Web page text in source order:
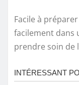
Facile à
facilement dans
prendre soin de